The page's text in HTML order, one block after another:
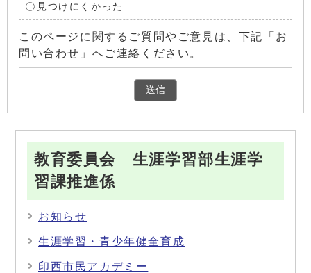
見つけにくかった
このページに関するご質問やご意見は、下記「お
問い合わせ」へご連絡ください。
教育委員会 生涯学習部生涯学
習課推進係
お知らせ
生涯学習・青少年健全育成
印西市民アカデミー